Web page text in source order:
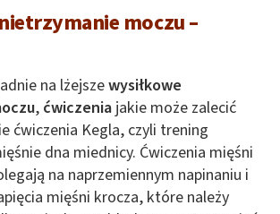
moczu –
na lżejszewysiłkowe
, ćwiczenia jakie może zalecić
ćwiczenia Kegla, czyli trening
dna miednicy. Ćwiczenia mięśni
na naprzemiennym napinaniu i
mięśni krocza, które należy